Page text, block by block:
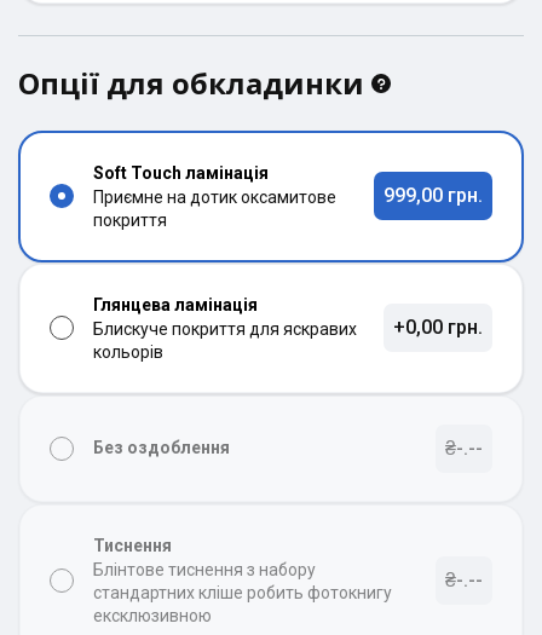
Опції для обкладинки
Soft Touch ламінація
Приємне на дотик оксамитове
покриття
999,00 грн.
Глянцева ламінація
Блискуче покриття для яскравих
кольорів
+0,00 грн.
Без оздоблення ₴-.--
Тиснення
Блінтове тиснення з набору
стандартних кліше робить фотокнигу
ексклюзивною
₴-.--